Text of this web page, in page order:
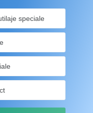
speciale